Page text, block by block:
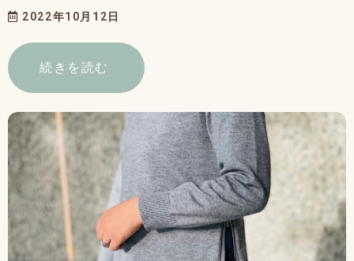
2022年10月12日
続きを読む